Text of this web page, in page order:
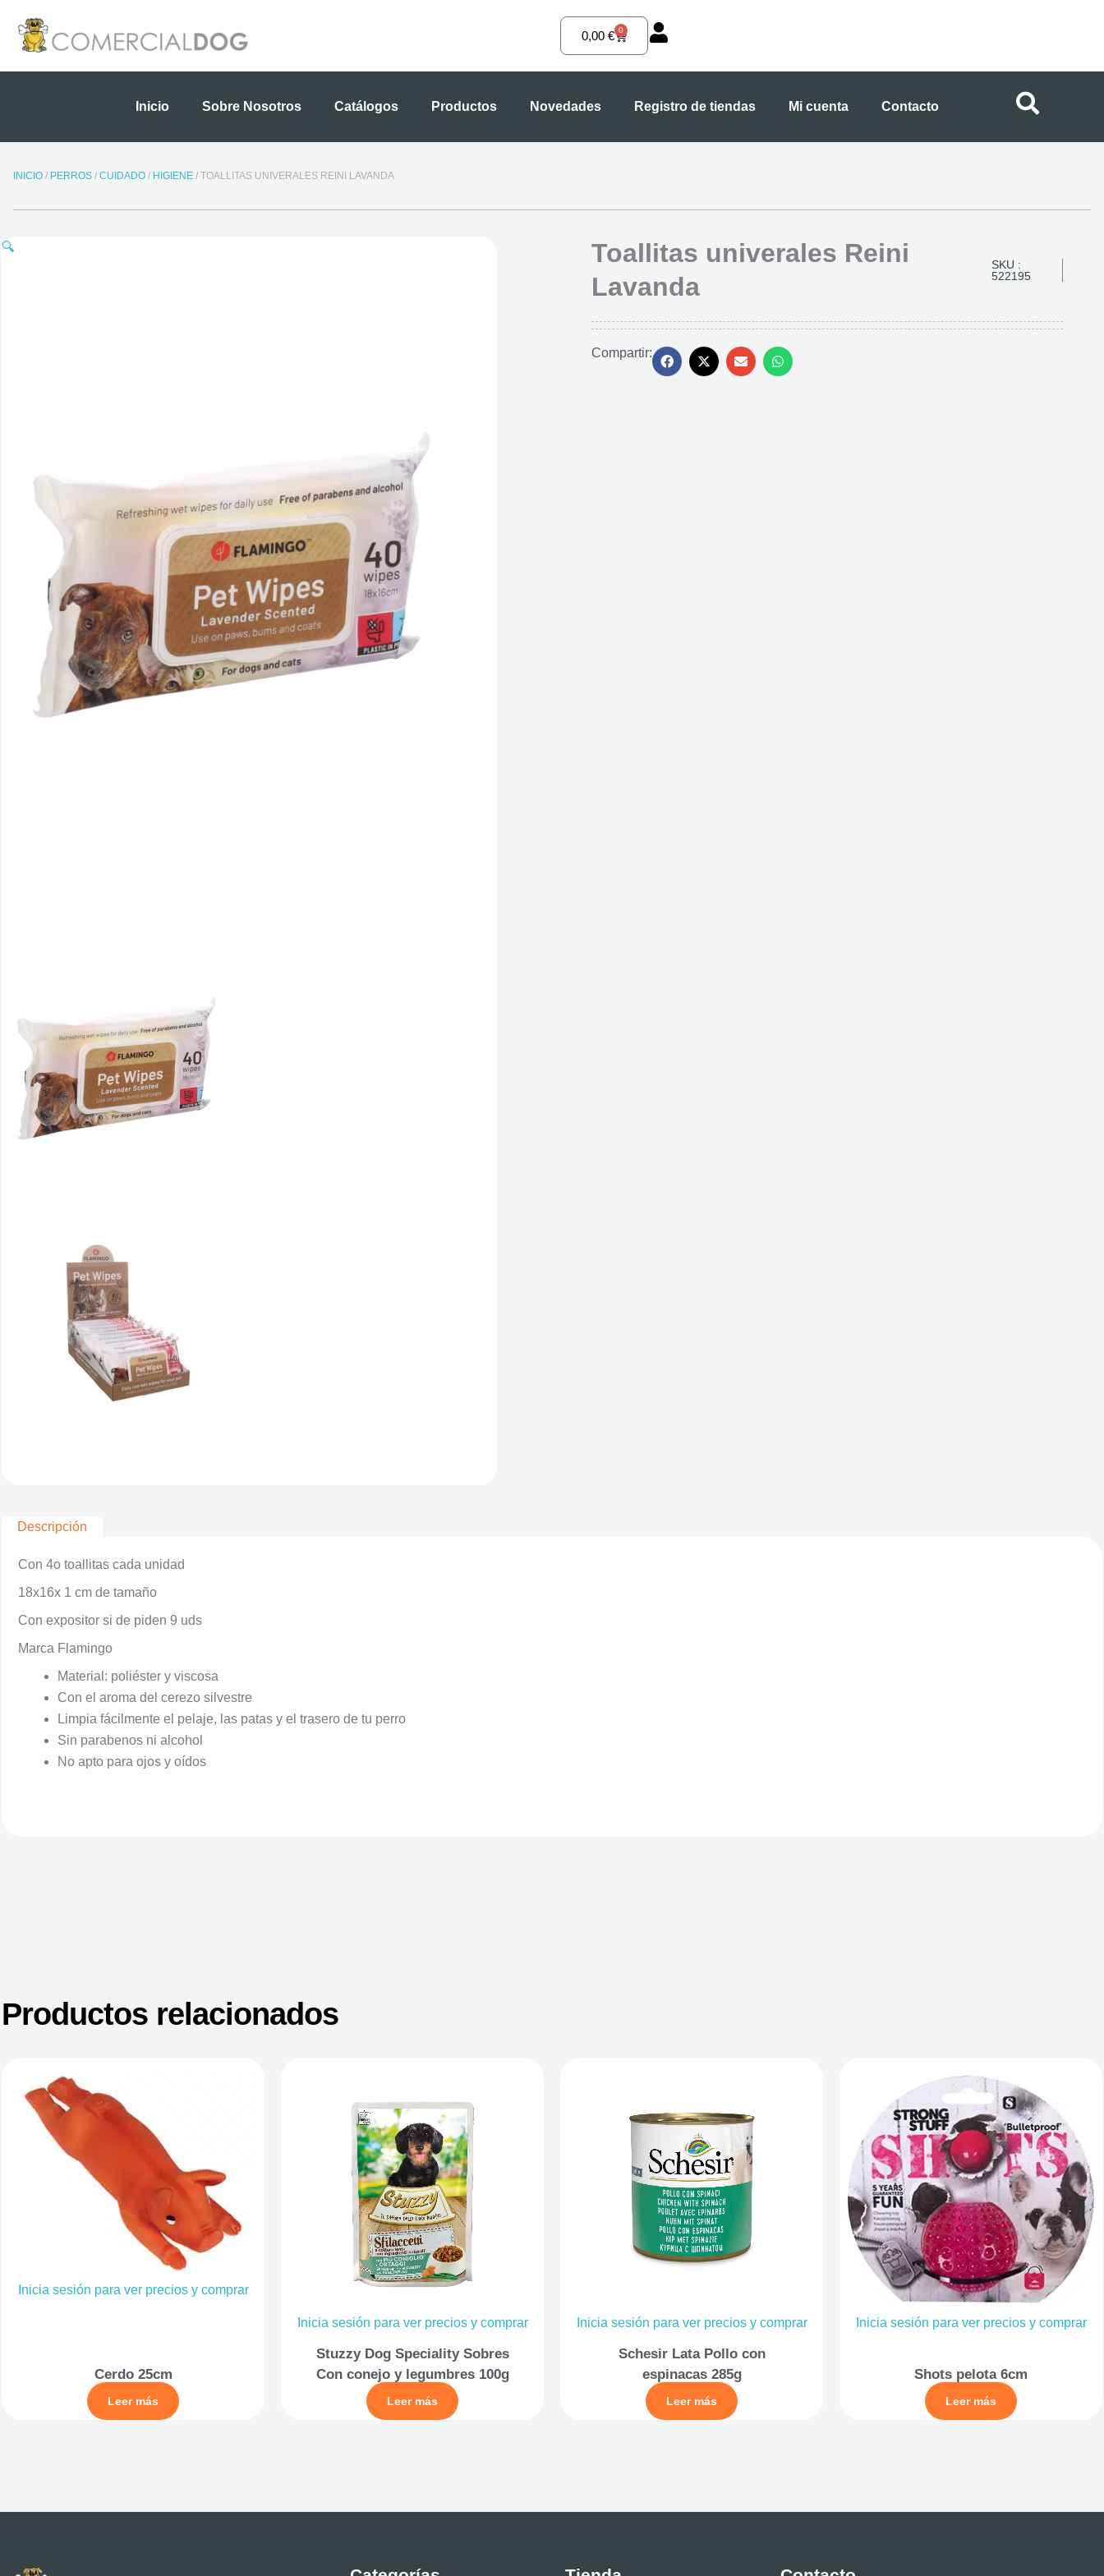
contenido
0,00 € 0
Carrito
Inicio Sobre Nosotros Catálogos Productos Novedades Registro de tiendas Mi cuenta Contacto
INICIO / PERROS / CUIDADO / HIGIENE / TOALLITAS UNIVERALES REINI LAVANDA
🔍
Toallitas univerales Reini
Lavanda
SKU :
522195
Compartir:
Descripción
Con 4o toallitas cada unidad
18x16x 1 cm de tamaño
Con expositor si de piden 9 uds
Marca Flamingo
Material: poliéster y viscosa
Con el aroma del cerezo silvestre
Limpia fácilmente el pelaje, las patas y el trasero de tu perro
Sin parabenos ni alcohol
No apto para ojos y oídos
Productos relacionados
Inicia sesión para ver precios y comprar
Cerdo 25cm
Leer más
Inicia sesión para ver precios y comprar
Stuzzy Dog Speciality Sobres
Con conejo y legumbres 100g
Leer más
Inicia sesión para ver precios y comprar
Schesir Lata Pollo con
espinacas 285g
Leer más
Inicia sesión para ver precios y comprar
Shots pelota 6cm
Leer más